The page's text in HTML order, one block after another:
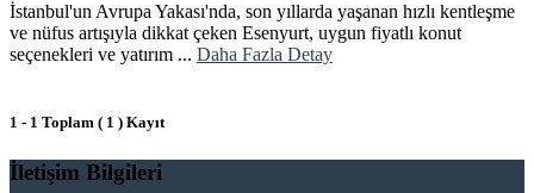
İstanbul'un Avrupa Yakası'nda, son yıllarda yaşanan hızlı kentleşme
ve nüfus artışıyla dikkat çeken Esenyurt, uygun fiyatlı konut
seçenekleri ve yatırım ... Daha Fazla Detay
1 - 1 Toplam ( 1 ) Kayıt
İletişim Bilgileri